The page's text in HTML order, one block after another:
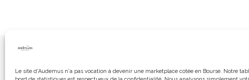
Le site d'Audemus n'a pas vocation à devenir une marketplace cotée en Bourse. Notre